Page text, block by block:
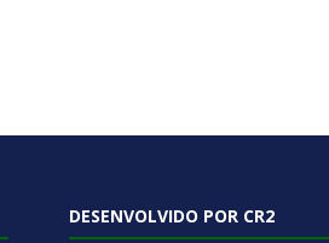
DESENVOLVIDO POR CR2